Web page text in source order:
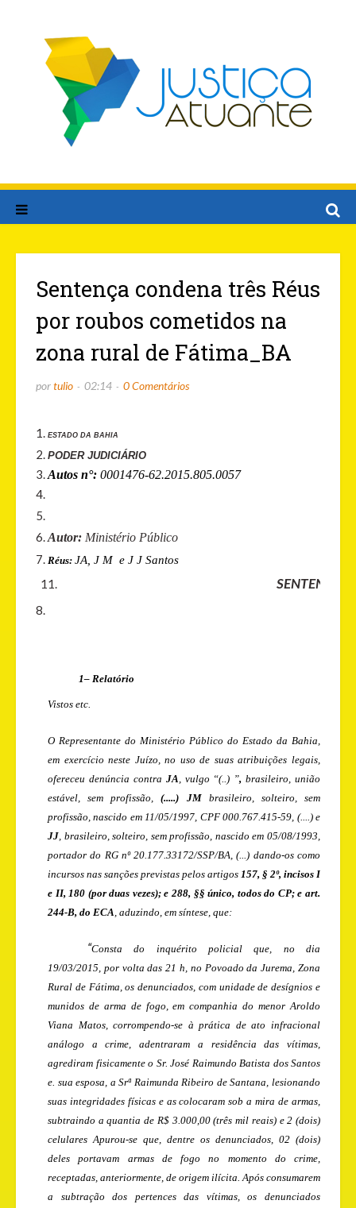
Sentença condena três Réus
por roubos cometidos na
zona rural de Fátima_BA
portulio 02:14 0 Comentários
ESTADO DA BAHIA
PODER JUDICIÁRIO
Autos n°: 0001476-62.2015.805.0057
Autor: Ministério Público
Réus: JA, J M e J J Santos
SENTENÇA
1– Relatório
Vistos etc.
O Representante do Ministério Público do Estado da Bahia,
em exercício neste Juízo, no uso de suas atribuições legais,
ofereceu denúncia contra JA, vulgo “(..) ”, brasileiro, união
estável, sem profissão,(.....) JM brasileiro, solteiro, sem
profissão, nascido em 11/05/1997, CPF 000.767.415-59, (....) e
JJ, brasileiro, solteiro, sem profissão, nascido em 05/08/1993,
portador do RG nº 20.177.33172/SSP/BA, (...) dando-os como
incursos nas sanções previstas pelos artigos 157, § 2º, incisos I
e II, 180 (por duas vezes); e 288, §§ único, todos do CP; e art.
244-B, do ECA, aduzindo, em síntese, que:
“Consta do inquérito policial que, no dia
19/03/2015, por volta das 21 h, no Povoado da Jurema, Zona
Rural de Fátima, os denunciados, com unidade de desígnios e
munidos de arma de fogo, em companhia do menor Aroldo
Viana Matos, corrompendo-se à prática de ato infracional
análogo a crime, adentraram a residência das vítimas,
agrediram fisicamente o Sr. José Raimundo Batista dos Santos
e. sua esposa, a Srª Raimunda Ribeiro de Santana, lesionando
suas integridades físicas e as colocaram sob a mira de armas,
subtraindo a quantia de R$ 3.000,00 (três mil reais) e 2 (dois)
celulares Apurou-se que, dentre os denunciados, 02 (dois)
deles portavam armas de fogo no momento do crime,
receptadas, anteriormente, de origem ilícita. Após consumarem
a subtração dos pertences das vítimas, os denunciados